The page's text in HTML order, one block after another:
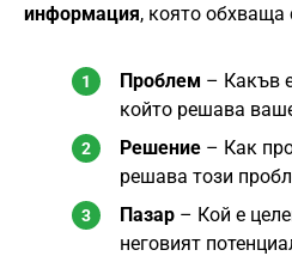
информация, която обхваща
Проблем – Какъв
който решава
Решение – Как
решава този
Пазар – Кой е
неговият